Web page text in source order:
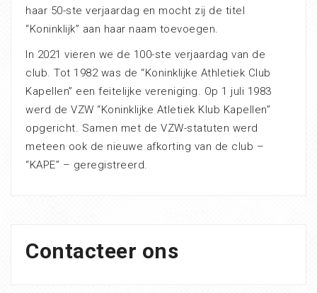
haar 50-ste verjaardag en mocht zij de titel
“Koninklijk” aan haar naam toevoegen.
In 2021 vieren we de 100-ste verjaardag van de
club. Tot 1982 was de “Koninklijke Athletiek Club
Kapellen” een feitelijke vereniging. Op 1 juli 1983
werd de VZW “Koninklijke Atletiek Klub Kapellen”
opgericht. Samen met de VZW-statuten werd
meteen ook de nieuwe afkorting van de club –
“KAPE” – geregistreerd.
Contacteer ons